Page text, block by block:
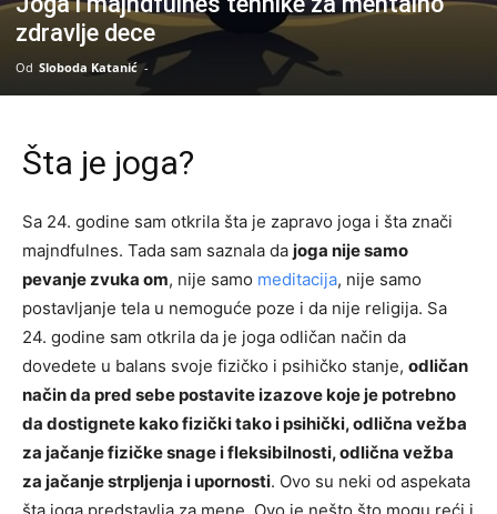
zdravlje dece
Od Sloboda Katanić -
Šta je joga?
Sa 24. godine sam otkrila šta je zapravo joga i šta znači
majndfulnes. Tada sam saznala da joga nije samo
pevanje zvuka om, nije samo meditacija, nije samo
postavljanje tela u nemoguće poze i da nije religija. Sa
24. godine sam otkrila da je joga odličan način da
dovedete u balans svoje fizičko i psihičko stanje, odličan
način da pred sebe postavite izazove koje je potrebno
da dostignete kako fizički tako i psihički, odlična vežba
za jačanje fizičke snage i fleksibilnosti, odlična vežba
za jačanje strpljenja i upornosti. Ovo su neki od aspekata